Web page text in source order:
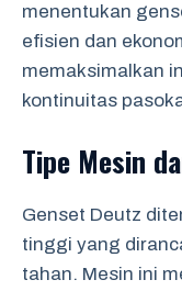
menentukan
efisien dan
memaksimalkan
kontinuitas
Tipe Mesin
Genset Deutz
tinggi yang
tahan. Mesin ini